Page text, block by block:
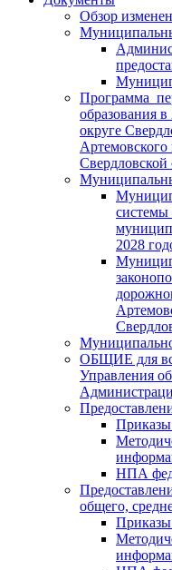
Обзор
Программа
образования
округе
Свердловской
системы
2028
ОБЩИЕ для
Управления
НПА
общего,
Приказы